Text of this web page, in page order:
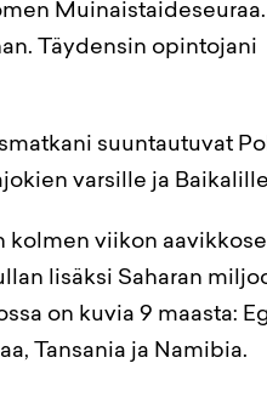
Täydensin opintojani
suuntautuvat
varsille ja
kolmen viikon
lisäksi Saharan
on kuvia 9 maasta:
Tansania ja Namibia.